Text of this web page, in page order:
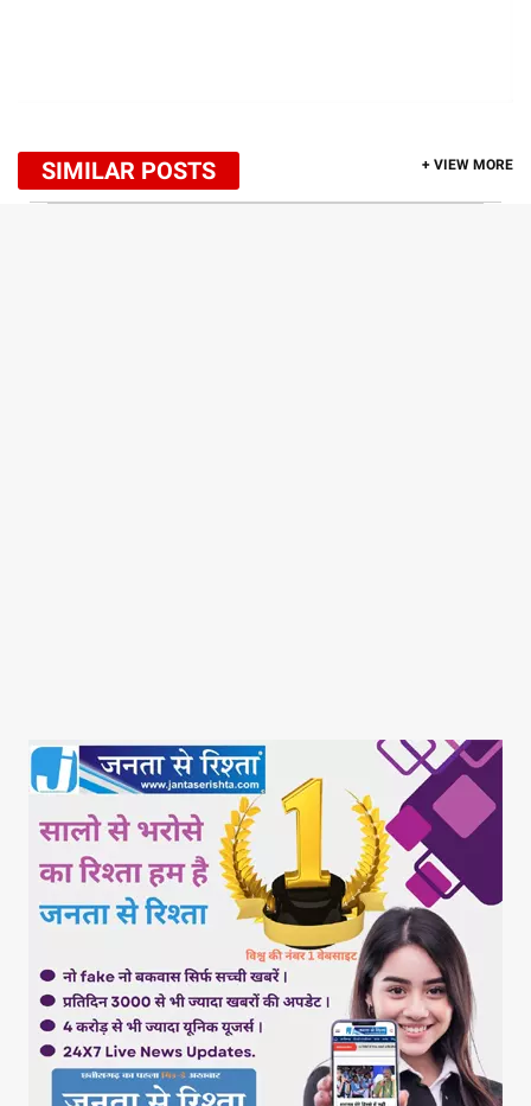
SIMILAR POSTS + VIEW MORE